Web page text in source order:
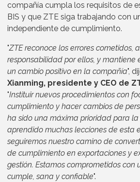
compañía cumpla los requisitos de
BIS y que ZTE siga trabajando con
independiente de cumplimiento.
"ZTE reconoce los errores cometidos,
responsabilidad por ellos, y mantiene
un cambio positivo en la compañía",
Xianming, presidente y CEO de
"Instituir nuevos procedimientos con
cumplimiento y hacer cambios de
ha sido una máxima prioridad para
aprendido muchas lecciones de esta
seguiremos nuestro camino de
de cumplimiento en exportaciones y
gestión. Estamos comprometidos con
cumple, sana y confiable".